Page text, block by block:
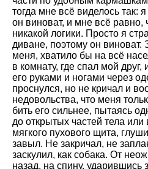
тогда мне всё виделось так:
он виноват, и мне всё равно,
никакой логики. Просто я
диване, поэтому он виноват.
меня, хватило бы на всё
в комнату, где спал мой друг,
его руками и ногами через
проснулся, но не кричал и
недовольства, что меня
бить его сильнее, пытаясь
до открытых частей тела
мягкого пухового щита,
завыл. Не закричал, не
заскулил, как собака. От
назад, на спину,